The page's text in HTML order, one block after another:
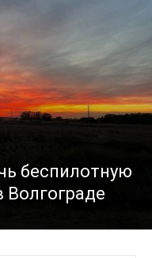
беспилотную
Волгограде